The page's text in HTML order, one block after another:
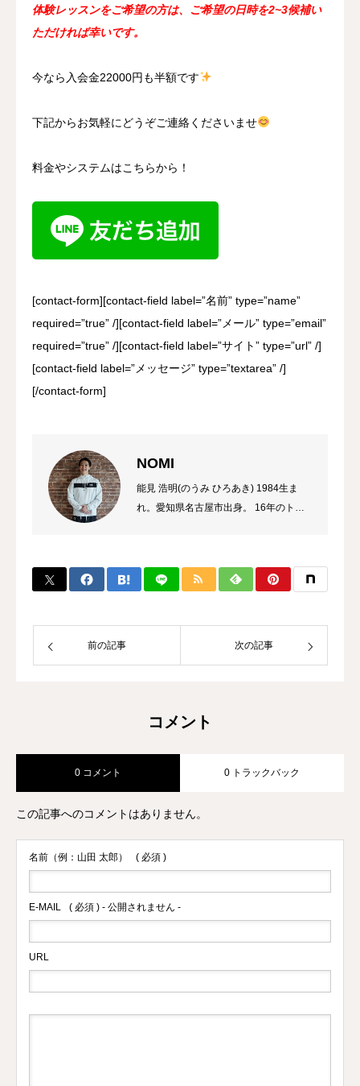
体験レッスンをご希望の方は、ご希望の日時を2~3候補い
ただければ幸いです。
今なら入会金22000円も半額です
下記からお気軽にどうぞご連絡くださいませ
料金やシステムはこちらから！
[contact-form][contact-field label=”名前” type=”name”
required=”true” /][contact-field label=”メール” type=”email”
required=”true” /][contact-field label=”サイト” type=”url” /]
[contact-field label=”メッセージ” type=”textarea” /]
[/contact-form]
NOMI
能見 浩明(のうみ ひろあき) 1984生ま
れ。愛知県名古屋市出身。 16年のトレ
のプロ選手の試合経験などから初心者か
ら選手まで、高い指導力に定評があり、
キックボクシング界初のコンサルタント
として、ジム運営やトレーナー育成にも
前の記事 次の記事
コメント
0 コメント 0 トラックバック
この記事へのコメントはありません。
名前（例：山田 太郎） ( 必須 )
E-MAIL ( 必須 ) - 公開されません -
URL